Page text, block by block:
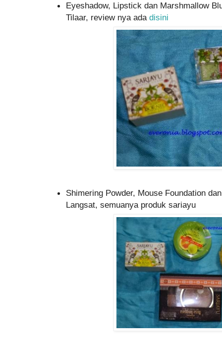
Eyeshadow, Lipstick dan Marshmallow
Tilaar, review nya ada disini
Shimering Powder, Mouse Foundation
Langsat, semuanya produk sariayu